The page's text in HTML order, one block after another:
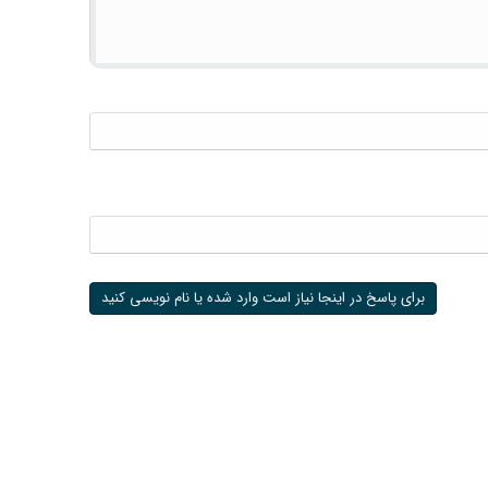
برای پاسخ در اینجا نیاز است وارد شده یا نام نویسی کنید